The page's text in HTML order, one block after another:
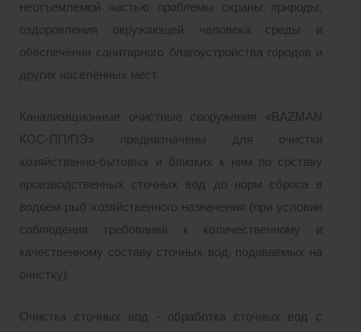
неотъемлемой частью проблемы охраны природы,
оздоровления окружающей человека среды и
обеспечения санитарного благоустройства городов и
других населённых мест.
Канализационные очистные сооружения «BAZMAN
КОС-ПП/ПЭ» предназначены для очистки
хозяйственно-бытовых и близких к ним по составу
производственных сточных вод до норм сброса в
водоём рыб хозяйственного назначения (при условии
соблюдения требований к количественному и
качественному составу сточных вод, подаваемых на
очистку).
Очистка сточных вод - обработка сточных вод с